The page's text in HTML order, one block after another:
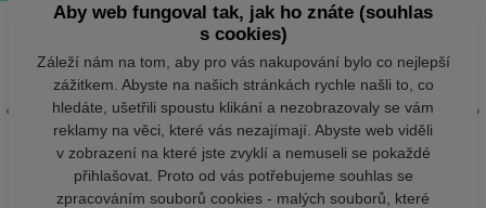
Aby web fungoval tak, jak ho znáte (souhlas
s cookies)
Záleží nám na tom, aby pro vás nakupování bylo co nejlepší
zážitkem. Abyste na našich stránkách rychle našli to, co
hledáte, ušetřili spoustu klikání a nezobrazovaly se vám
reklamy na věci, které vás nezajímají. Abyste web viděli
v zobrazení na které jste zvyklí a nemuseli se pokaždé
přihlašovat. Proto od vás potřebujeme souhlas se
zpracováním souborů cookies - malých souborů, které